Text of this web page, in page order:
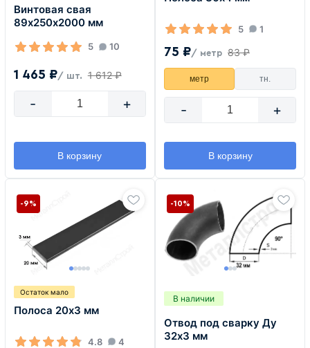
Винтовая свая
89х250х2000 мм
5 10
1 465 ₽/ шт. 1 612 ₽
- +
В корзину
5 1
75 ₽/ метр 83 ₽
метр тн.
- +
В корзину
Остаток мало
Полоса 20х3 мм
4.8 4
-9%
В наличии
Отвод под сварку Ду
32х3 мм
-10%